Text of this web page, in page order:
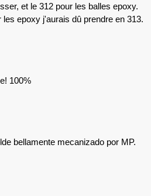
et le 312 pour les balles epoxy.
epoxy j'aurais dû prendre en 313.
100%
bellamente mecanizado por MP.